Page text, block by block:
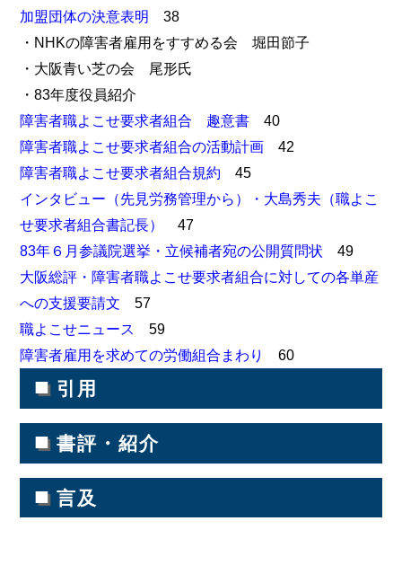
加盟団体の決意表明 38
・NHKの障害者雇用をすすめる会 堀田節子
・大阪青い芝の会 尾形氏
・83年度役員紹介
障害者職よこせ要求者組合 趣意書 40
障害者職よこせ要求者組合の活動計画 42
障害者職よこせ要求者組合規約 45
インタビュー（先見労務管理から）・大島秀夫（職よこ
せ要求者組合書記長）
47
83年６月参議院選挙・立候補者宛の公開質問状 49
大阪総評・障害者職よこせ要求者組合に対しての各単産
への支援要請文 57
職よこせニュース
59
障害者雇用を求めての労働組合まわり
60
■ 引用
■ 書評・紹介
■ 言及